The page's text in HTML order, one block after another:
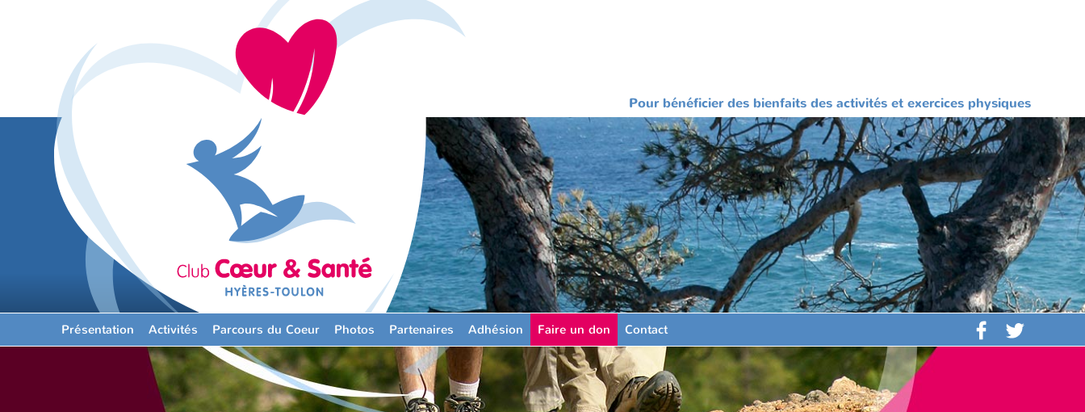
Pour bénéficier des bienfaits des activités et exercices physiques
Présentation Activités Parcours du Coeur Photos Partenaires Adhésion Faire un don Contact